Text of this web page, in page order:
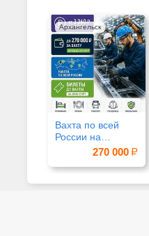
Вахта по всей
России на
производствах
270 000
Архангельск